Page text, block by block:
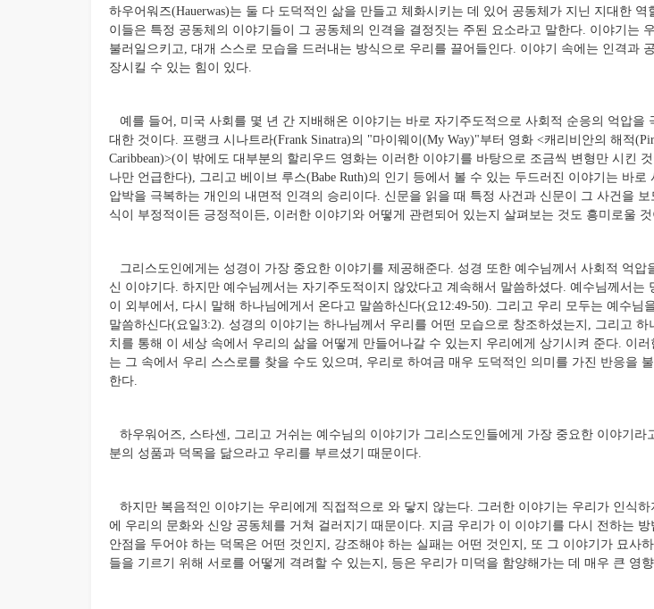
하우어워즈(Hauerwas)는 둘 다 도덕적인 삶을 만들고 체화시키는 데 있어 공동체가 지닌 지대한 역
이들은 특정 공동체의 이야기들이 그 공동체의 인격을 결정짓는 주된 요소라고 말한다. 이야기는
불러일으키고, 대개 스스로 모습을 드러내는 방식으로 우리를 끌어들인다. 이야기 속에는 인격과
장시킬 수 있는 힘이 있다.
예를 들어, 미국 사회를 몇 년 간 지배해온 이야기는 바로 자기주도적으로 사회적 순응의 억압을
대한 것이다. 프랭크 시나트라(Frank Sinatra)의 "마이웨이(My Way)"부터 영화 <캐리비안의 해적
Caribbean)>(이 밖에도 대부분의 할리우드 영화는 이러한 이야기를 바탕으로 조금씩 변형만 시킨
나만 언급한다), 그리고 베이브 루스(Babe Ruth)의 인기 등에서 볼 수 있는 두드러진 이야기는 바로
압박을 극복하는 개인의 내면적 인격의 승리이다. 신문을 읽을 때 특정 사건과 신문이 그 사건을
식이 부정적이든 긍정적이든, 이러한 이야기와 어떻게 관련되어 있는지 살펴보는 것도 흥미로울 것
그리스도인에게는 성경이 가장 중요한 이야기를 제공해준다. 성경 또한 예수님께서 사회적 억압
신 이야기다. 하지만 예수님께서는 자기주도적이지 않았다고 계속해서 말씀하셨다. 예수님께서는
이 외부에서, 다시 말해 하나님에게서 온다고 말씀하신다(요12:49-50). 그리고 우리 모두는 예수님
말씀하신다(요일3:2). 성경의 이야기는 하나님께서 우리를 어떤 모습으로 창조하셨는지, 그리고 하
치를 통해 이 세상 속에서 우리의 삶을 어떻게 만들어나갈 수 있는지 우리에게 상기시켜 준다. 이러
는 그 속에서 우리 스스로를 찾을 수도 있으며, 우리로 하여금 매우 도덕적인 의미를 가진 반응을
한다.
하우워어즈, 스타센, 그리고 거쉬는 예수님의 이야기가 그리스도인들에게 가장 중요한 이야기라
분의 성품과 덕목을 닮으라고 우리를 부르셨기 때문이다.
하지만 복음적인 이야기는 우리에게 직접적으로 와 닿지 않는다. 그러한 이야기는 우리가 인식하
에 우리의 문화와 신앙 공동체를 거쳐 걸러지기 때문이다. 지금 우리가 이 이야기를 다시 전하는 방
안점을 두어야 하는 덕목은 어떤 것인지, 강조해야 하는 실패는 어떤 것인지, 또 그 이야기가 묘사
들을 기르기 위해 서로를 어떻게 격려할 수 있는지, 등은 우리가 미덕을 함양해가는 데 매우 큰 영